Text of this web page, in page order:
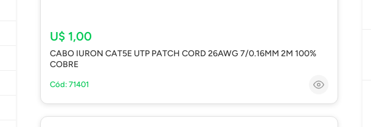
U$ 1,00
CABO IURON CAT5E UTP PATCH CORD 26AWG 7/0.16MM 2M 100%
COBRE
Cód: 71401